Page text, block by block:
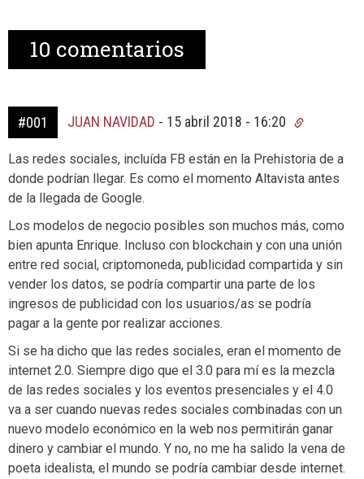
10 comentarios
#001 JUAN NAVIDAD - 15 abril 2018 - 16:20
Las redes sociales, incluída FB están en la Prehistoria de a
donde podrían llegar. Es como el momento Altavista antes
de la llegada de Google.
Los modelos de negocio posibles son muchos más, como
bien apunta Enrique. Incluso con blockchain y con una unión
entre red social, criptomoneda, publicidad compartida y sin
vender los datos, se podría compartir una parte de los
ingresos de publicidad con los usuarios/as se podría
pagar a la gente por realizar acciones.
Si se ha dicho que las redes sociales, eran el momento de
internet 2.0. Siempre digo que el 3.0 para mí es la mezcla
de las redes sociales y los eventos presenciales y el 4.0
va a ser cuando nuevas redes sociales combinadas con un
nuevo modelo económico en la web nos permitirán ganar
dinero y cambiar el mundo. Y no, no me ha salido la vena de
poeta idealista, el mundo se podría cambiar desde internet.